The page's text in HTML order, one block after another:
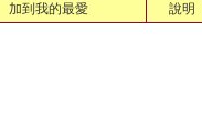
加到我的最愛 說明